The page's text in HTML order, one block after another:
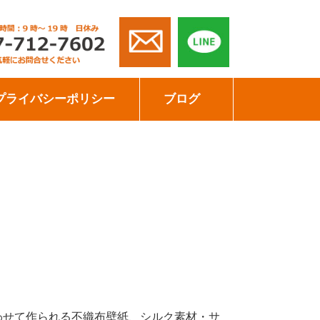
ライバシーポリシー ブログ
て作られる不織布壁紙、シルク素材・サ